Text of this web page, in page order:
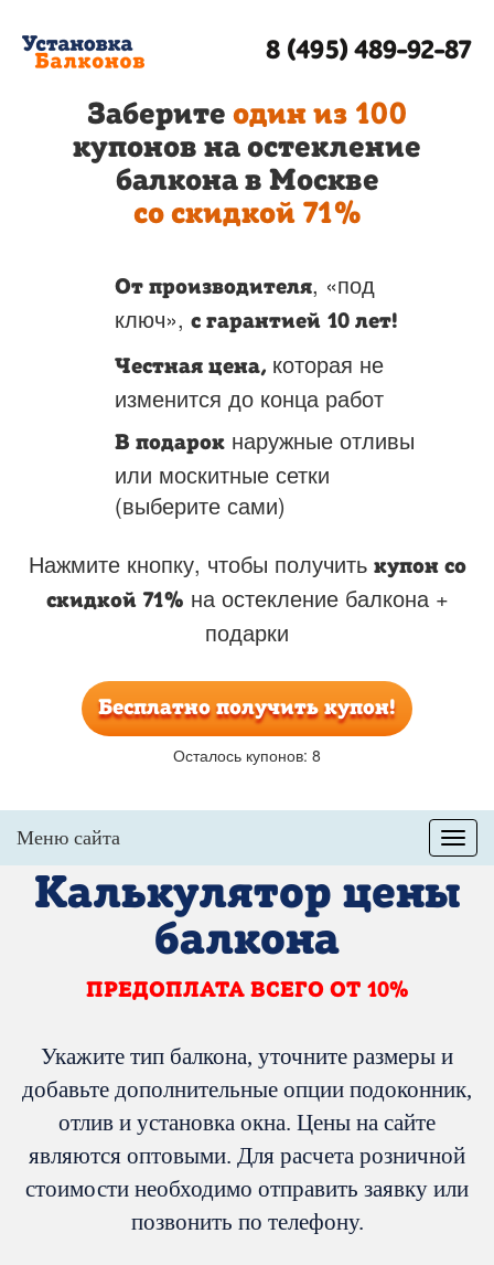
8 (495) 489-92-87
Заберите один из 100
купонов на остекление
балкона в Москве
со скидкой 71%
От производителя, «под
ключ», с гарантией 10 лет!
Честная цена, которая не
изменится до конца работ
В подарок наружные отливы
или москитные сетки
(выберите сами)
Нажмите кнопку, чтобы получить купон со
скидкой 71% на остекление балкона +
подарки
Бесплатно получить купон!
Осталось купонов: 8
Меню
Меню сайта
Установкаокон на балкон
Установкаокон в квартире
Акциии подарки
Адреса/телефоны
Калькулятор цены
балкона
ПРЕДОПЛАТА ВСЕГО ОТ 10%
Укажите тип балкона, уточните размеры и
добавьте дополнительные опции подоконник,
отлив и установка окна. Цены на сайте
являются оптовыми. Для расчета розничной
стоимости необходимо отправить заявку или
позвонить по телефону.